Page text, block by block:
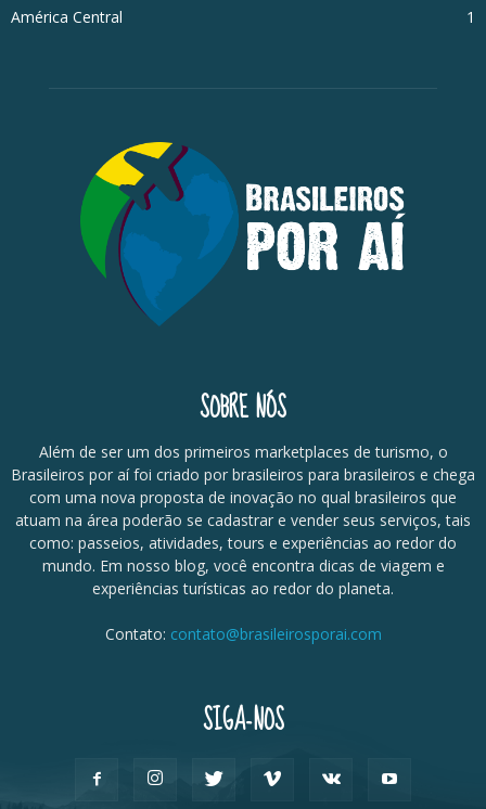
América Central
1
SOBRE NÓS
Além de ser um dos primeiros marketplaces de turismo, o
Brasileiros por aí foi criado por brasileiros para brasileiros e chega
com uma nova proposta de inovação no qual brasileiros que
atuam na área poderão se cadastrar e vender seus serviços, tais
como: passeios, atividades, tours e experiências ao redor do
mundo. Em nosso blog, você encontra dicas de viagem e
experiências turísticas ao redor do planeta.
Contato: contato@brasileirosporai.com
SIGA-NOS